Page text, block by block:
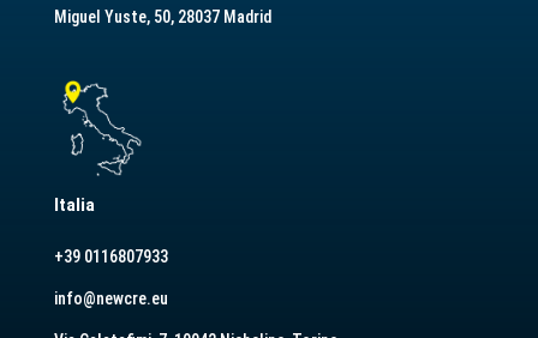
Miguel Yuste, 50, 28037 Madrid
Italia
+39 0116807933
info@newcre.eu